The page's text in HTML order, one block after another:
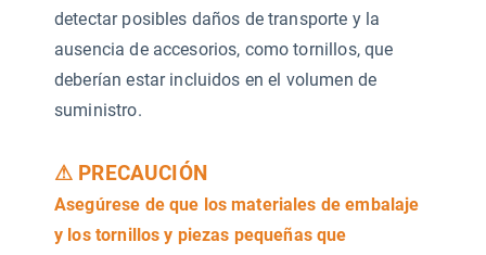
detectar posibles daños de transporte y la
ausencia de accesorios, como tornillos, que
deberían estar incluidos en el volumen de
suministro.
⚠ PRECAUCIÓN
Asegúrese de que los materiales de embalaje
y los tornillos y piezas pequeñas que